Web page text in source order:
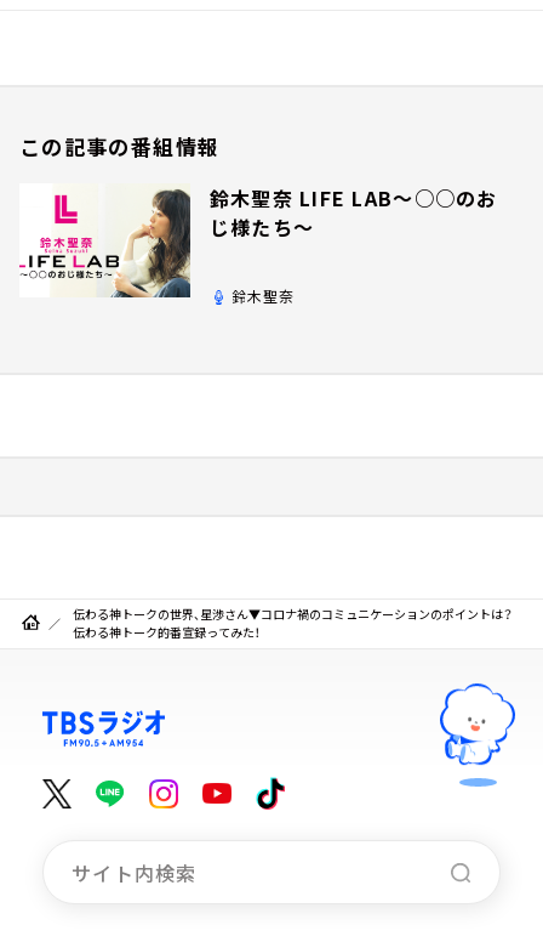
この記事の番組情報
鈴木聖奈 LIFE LAB～○○のお
じ様たち～
鈴木聖奈
伝わる神トークの世界、星渉さん▼コロナ禍のコミュニケーションのポイントは？
伝わる神トーク的番宣録ってみた！